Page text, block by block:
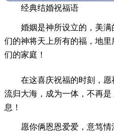
经典结婚祝福语
婚姻是神所设立的，美
们的神将天上所有的福，地
们的家庭！
在这喜庆祝福的时刻，
流归大海，成为一体，不再
息！
愿你俩恩恩爱爱，意笃